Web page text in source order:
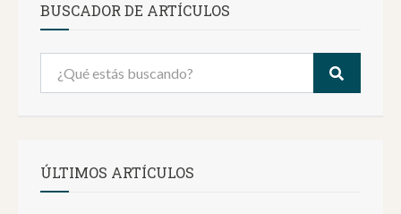
BUSCADOR DE ARTÍCULOS
ÚLTIMOS ARTÍCULOS